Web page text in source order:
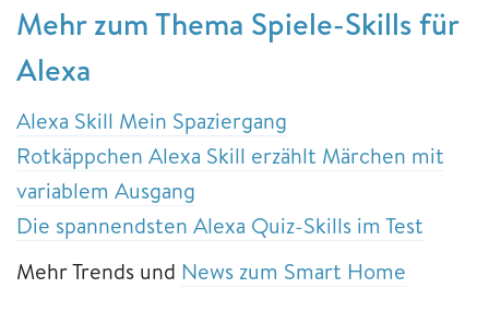
Mehr zum Thema Spiele-Skills für
Alexa
Alexa Skill Mein Spaziergang
Rotkäppchen Alexa Skill erzählt Märchen mit
variablem Ausgang
Die spannendsten Alexa Quiz-Skills im Test
Mehr Trends und News zum Smart Home